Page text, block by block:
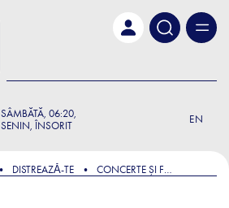
SÂMBĂTĂ 06:20
SENIN, ÎNSORIT
EN
DISTREAZǍ-TE
CONCERTE ȘI FESTIVALURI